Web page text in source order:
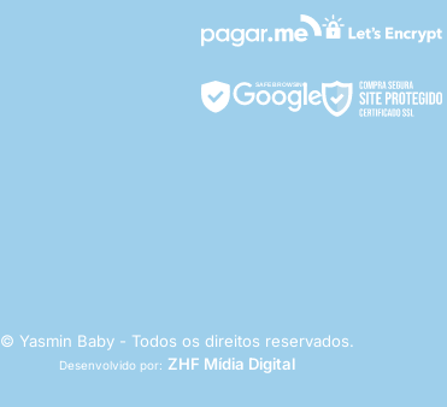
© Yasmin Baby - Todos os direitos reservados.
Desenvolvido por: ZHF Mídia Digital